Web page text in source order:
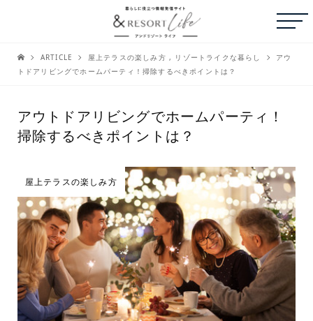
ARTICLE 屋上テラスの楽しみ方 , リゾートライクな暮らし
アウ
トドアリビングでホームパーティ！掃除するべきポイントは？
アウトドアリビングでホームパーティ！
掃除するべきポイントは？
屋上テラスの楽しみ方